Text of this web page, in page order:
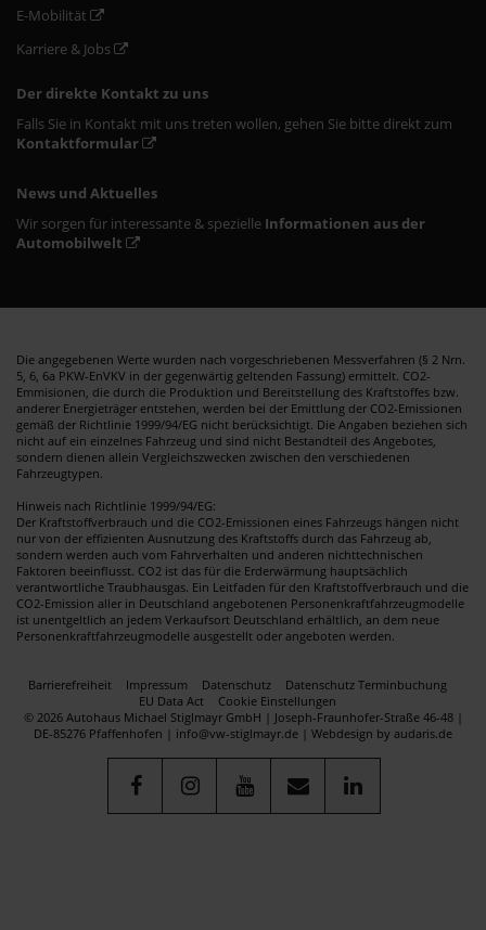
E-Mobilität
Karriere & Jobs
Der direkte Kontakt zu uns
Falls Sie in Kontakt mit uns treten wollen, gehen Sie bitte direkt zum
Kontaktformular
News und Aktuelles
Wir sorgen für interessante & spezielle Informationen aus der
Automobilwelt
Die angegebenen Werte wurden nach vorgeschriebenen Messverfahren (§ 2 Nrn.
5, 6, 6a PKW-EnVKV in der gegenwärtig geltenden Fassung) ermittelt. CO2-
Emmisionen, die durch die Produktion und Bereitstellung des Kraftstoffes bzw.
anderer Energieträger entstehen, werden bei der Emittlung der CO2-Emissionen
gemäß der Richtlinie 1999/94/EG nicht berücksichtigt. Die Angaben beziehen sich
nicht auf ein einzelnes Fahrzeug und sind nicht Bestandteil des Angebotes,
sondern dienen allein Vergleichszwecken zwischen den verschiedenen
Fahrzeugtypen.
Hinweis nach Richtlinie 1999/94/EG:
Der Kraftstoffverbrauch und die CO2-Emissionen eines Fahrzeugs hängen nicht
nur von der effizienten Ausnutzung des Kraftstoffs durch das Fahrzeug ab,
sondern werden auch vom Fahrverhalten und anderen nichttechnischen
Faktoren beeinflusst. CO2 ist das für die Erderwärmung hauptsächlich
verantwortliche Traubhausgas. Ein Leitfaden für den Kraftstoffverbrauch und die
CO2-Emission aller in Deutschland angebotenen Personenkraftfahrzeugmodelle
ist unentgeltlich an jedem Verkaufsort Deutschland erhältlich, an dem neue
Personenkraftfahrzeugmodelle ausgestellt oder angeboten werden.
Barrierefreiheit Impressum Datenschutz
Datenschutz Terminbuchung
EU Data Act
Cookie Einstellungen
© 2026 Autohaus Michael Stiglmayr GmbH | Joseph-Fraunhofer-Straße 46-48 |
DE-85276 Pfaffenhofen | info@vw-stiglmayr.de | Webdesign by audaris.de